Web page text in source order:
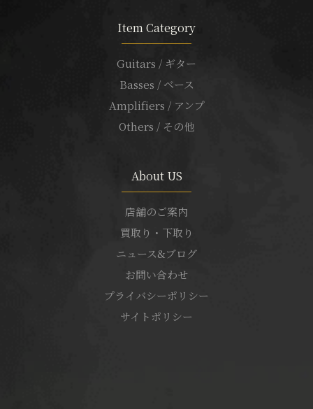
Item Category
Guitars / ギター
Basses / ベース
Amplifiers / アンプ
Others / その他
About US
店舗のご案内
買取り・下取り
ニュース&ブログ
お問い合わせ
プライバシーポリシー
サイトポリシー